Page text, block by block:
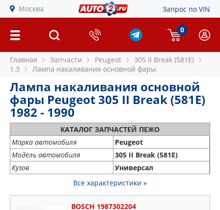
Москва Запрос по VIN
0
Главная Запчасти Peugeot
305 II Break (581E)
1.3
Лампа накаливания основной фары
Лампа накаливания основной
фары Peugeot 305 II Break (581E)
1982 - 1990
КАТАЛОГ ЗАПЧАСТЕЙ ПЕЖО
Марка автомобиля
Peugeot
Модель автомобиля
305 II Break (581E)
Кузов
Универсал
Все характеристики »
BOSCH 1987302204